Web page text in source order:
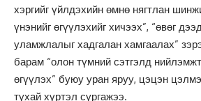
хэргийг үйлдэхийн өмнө нягтлан
үнэнийг өгүүлэхийг хичээх”, “өвөг
уламжлалыг хадгалан хамгаалах”
барам “олон түмний сэтгэлд
өгүүлэх” буюу уран яруу, цэцэн
тухай хүртэл сургажээ.